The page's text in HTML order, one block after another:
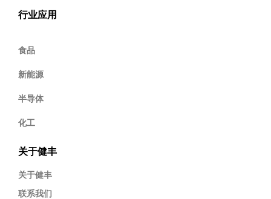
行业应用
食品
新能源
半导体
化工
关于健丰
关于健丰
联系我们